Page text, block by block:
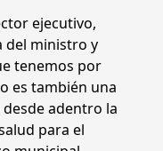
ejecutivo,
del ministro y
tenemos por
es también una
adentro la
para el